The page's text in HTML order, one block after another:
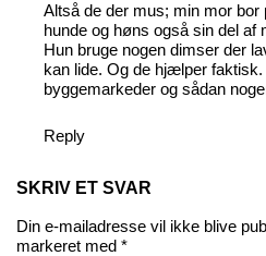
Altså de der mus; min mor bor
hunde og høns også sin del af
Hun bruge nogen dimser der
kan lide. Og de hjælper
byggemarkeder og sådan
Reply
SKRIV ET SVAR
Din e-mailadresse vil ikke blive
markeret med *